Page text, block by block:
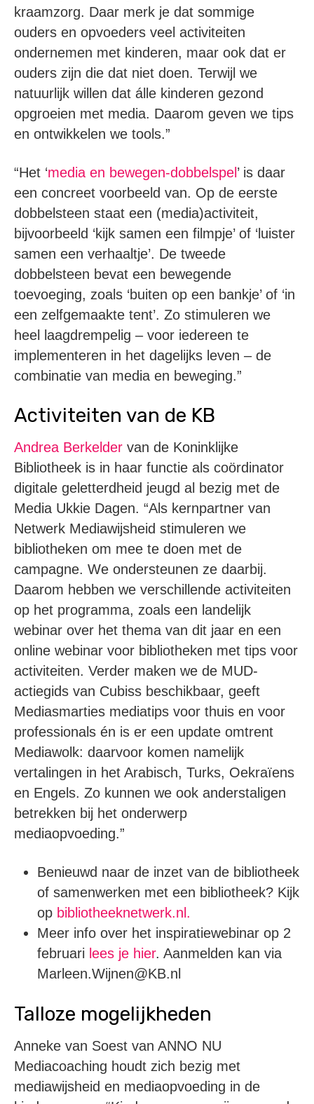
kraamzorg. Daar merk je dat sommige
ouders en opvoeders veel activiteiten
ondernemen met kinderen, maar ook dat er
ouders zijn die dat niet doen. Terwijl we
natuurlijk willen dat álle kinderen gezond
opgroeien met media. Daarom geven we tips
en ontwikkelen we tools.”
“Het ‘media en bewegen-dobbelspel’ is daar
een concreet voorbeeld van. Op de eerste
dobbelsteen staat een (media)activiteit,
bijvoorbeeld ‘kijk samen een filmpje’ of ‘luister
samen een verhaaltje’. De tweede
dobbelsteen bevat een bewegende
toevoeging, zoals ‘buiten op een bankje’ of ‘in
een zelfgemaakte tent’. Zo stimuleren we
heel laagdrempelig – voor iedereen te
implementeren in het dagelijks leven – de
combinatie van media en beweging.”
Activiteiten van de KB
Andrea Berkelder van de Koninklijke
Bibliotheek is in haar functie als coördinator
digitale geletterdheid jeugd al bezig met de
Media Ukkie Dagen. “Als kernpartner van
Netwerk Mediawijsheid stimuleren we
bibliotheken om mee te doen met de
campagne. We ondersteunen ze daarbij.
Daarom hebben we verschillende activiteiten
op het programma, zoals een landelijk
webinar over het thema van dit jaar en een
online webinar voor bibliotheken met tips voor
activiteiten. Verder maken we de MUD-
actiegids van Cubiss beschikbaar, geeft
Mediasmarties mediatips voor thuis en voor
professionals én is er een update omtrent
Mediawolk: daarvoor komen namelijk
vertalingen in het Arabisch, Turks, Oekraïens
en Engels. Zo kunnen we ook anderstaligen
betrekken bij het onderwerp
mediaopvoeding.”
Benieuwd naar de inzet van de bibliotheek
of samenwerken met een bibliotheek? Kijk
op bibliotheeknetwerk.nl.
Meer info over het inspiratiewebinar op 2
februari lees je hier. Aanmelden kan via
Marleen.Wijnen@KB.nl
Talloze mogelijkheden
Anneke van Soest van ANNO NU
Mediacoaching houdt zich bezig met
mediawijsheid en mediaopvoeding in de